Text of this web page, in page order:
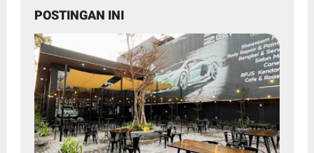
POSTINGAN INI